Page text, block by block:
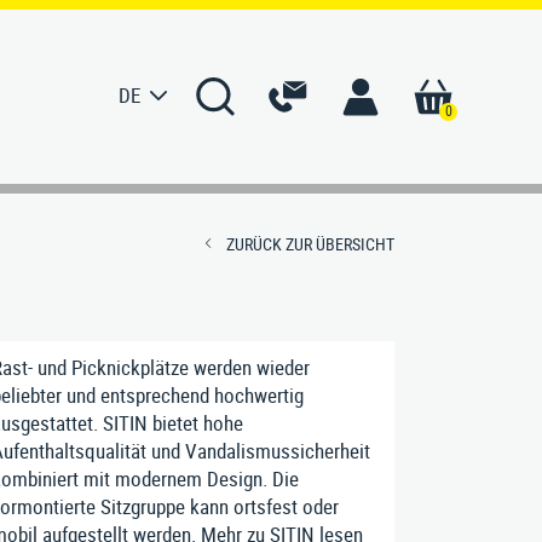
DE
0
KONTAKT
Kontaktformular
ZURÜCK ZUR ÜBERSICHT
und Picknickplätze werden wieder
und entsprechend hochwertig
SITIN bietet hohe
und Vandalismussicherheit
mit modernem Design. Die
Sitzgruppe kann ortsfest oder
aufgestellt werden. Mehr zu SITIN lesen